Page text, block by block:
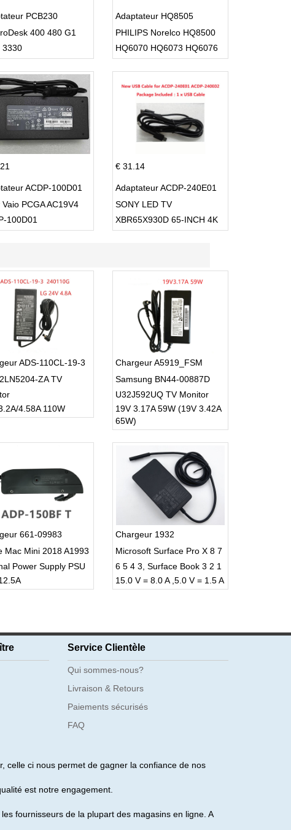
PCB230
400 480 G1
3330
Adaptateur HQ8505
PHILIPS Norelco HQ8500
HQ6070 HQ6073 HQ6076
ACDP-100D01
Vaio PCGA AC19V4
100D01
€ 31.14
Adaptateur ACDP-240E01
SONY LED TV
XBR65X930D 65-INCH 4K
ADS-110CL-19-3
ZA TV
4.58A 110W
Chargeur A5919_FSM
Samsung BN44-00887D
U32J592UQ TV Monitor
19V 3.17A 59W (19V 3.42A
65W)
661-09983
Mac Mini 2018 A1993
Power Supply PSU
Chargeur 1932
Microsoft Surface Pro X 8 7
6 5 4 3, Surface Book 3 2 1
15.0 V = 8.0 A ,5.0 V = 1.5 A
Service Clientèle
Qui sommes-nous?
Livraison & Retours
Paiements sécurisés
FAQ
celle ci nous permet de gagner la confiance de nos
est notre engagement.
fournisseurs de la plupart des magasins en ligne. A